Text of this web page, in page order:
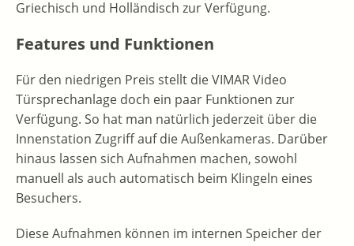
Griechisch und Holländisch zur Verfügung.
Features und Funktionen
Für den niedrigen Preis stellt die VIMAR Video
Türsprechanlage doch ein paar Funktionen zur
Verfügung. So hat man natürlich jederzeit über die
Innenstation Zugriff auf die Außenkameras. Darüber
hinaus lassen sich Aufnahmen machen, sowohl
manuell als auch automatisch beim Klingeln eines
Besuchers.
Diese Aufnahmen können im internen Speicher der